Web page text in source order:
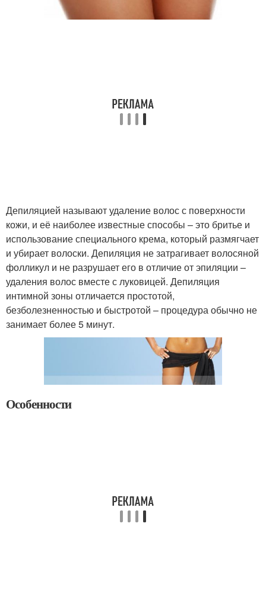
Депиляцией называют удаление волос с поверхности
кожи, и её наиболее известные способы – это бритье и
использование специального крема, который размягчает
и убирает волоски. Депиляция не затрагивает волосяной
фолликул и не разрушает его в отличие от эпиляции –
удаления волос вместе с луковицей. Депиляция
интимной зоны отличается простотой,
безболезненностью и быстротой – процедура обычно не
занимает более 5 минут.
Особенности